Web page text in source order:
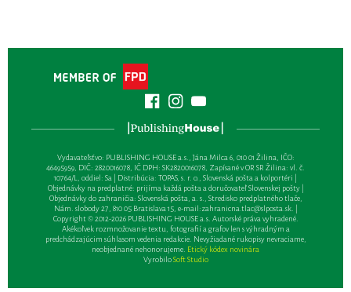
Vydavateľsťvo: PUBLISHING HOUSE a.s., Jána Milca 6, 010 01 Žilina, IČO:
46495959, DIČ: 2820016078, IČ DPH: SK2820016078, Zapísané v OR SR Žilina: vl. č.
10764/L, oddiel: Sa | Distribúcia: TOPAS, s. r. o., Slovenská pošta a kolportéri |
Objednávky na predplatné: prijíma každá pošta a doručovateľ Slovenskej pošty |
Objednávky do zahraničia: Slovenská pošta, a. s., Stredisko predplatného tlače,
Nám. slobody 27, 810 05 Bratislava 15, e-mail:zahranicna.tlac@slposta.sk. |
Copyright © 2012-2026 PUBLISHING HOUSE a.s. Autorské práva vyhradené.
Akékoľvek rozmnožovanie textu, fotografií a grafov len s výhradným a
predchádzajúcim súhlasom vedenia redakcie. Nevyžiadané rukopisy nevraciame,
neobjednané nehonorujeme. Etický kódex novinára
VyrobiloSoft Studio